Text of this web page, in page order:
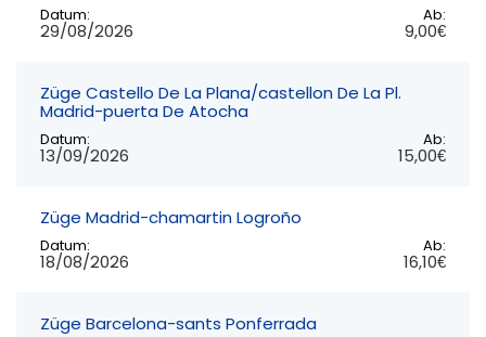
Datum:
29/08/2026
Ab:
9,00€
Züge Castello De La Plana/castellon De La Pl.
Madrid-puerta De Atocha
Datum:
13/09/2026
Ab:
15,00€
Züge Madrid-chamartin Logroño
Datum:
18/08/2026
Ab:
16,10€
Züge Barcelona-sants Ponferrada